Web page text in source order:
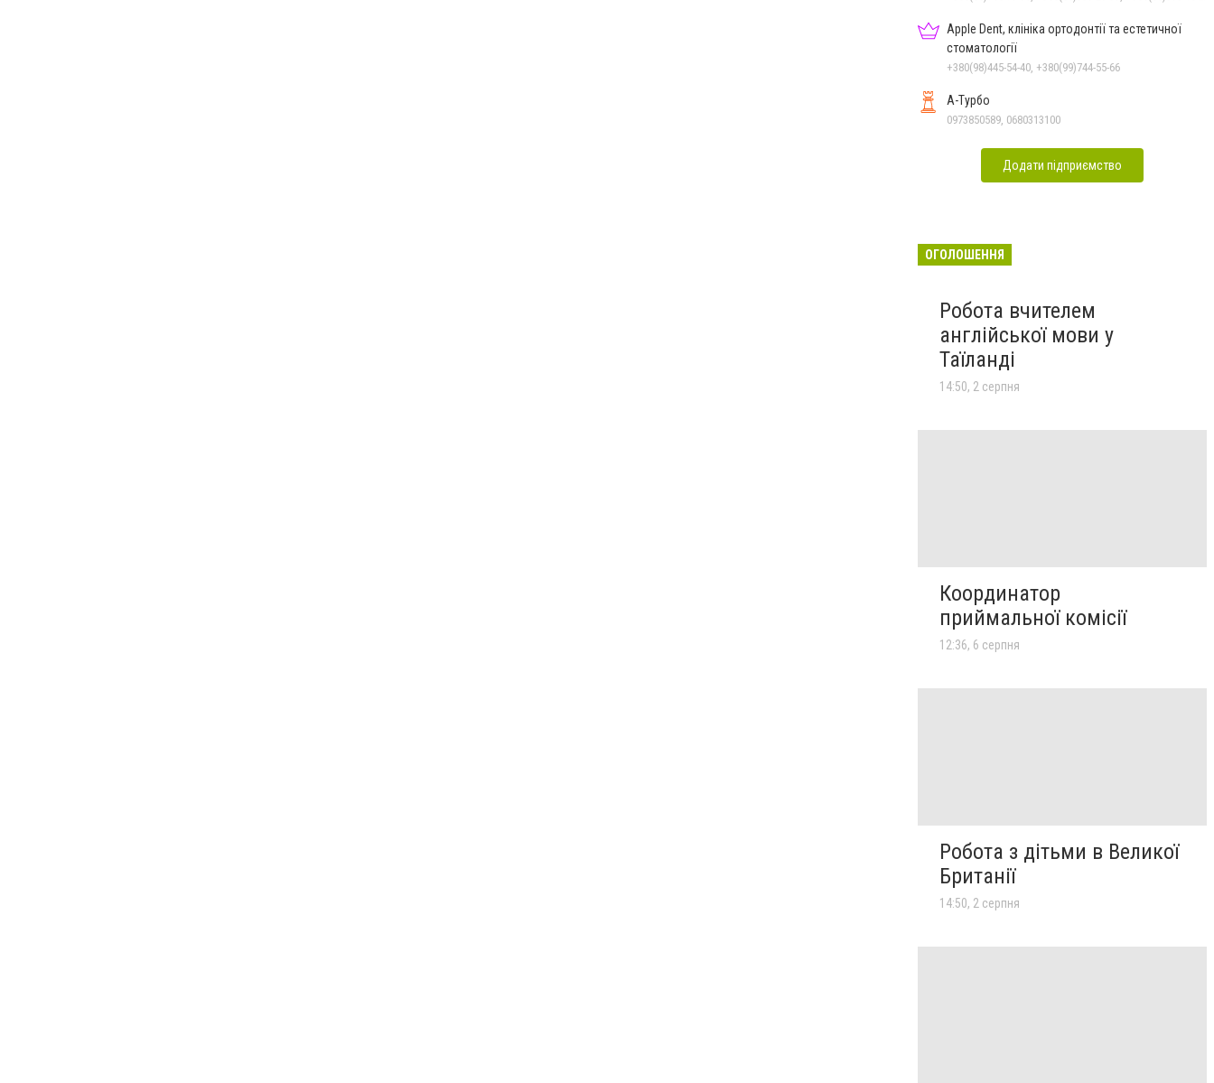
Apple Dent, клініка ортодонтії та естетичної
стоматології
+380(98)445-54-40, +380(99)744-55-66
А-Турбо
0973850589, 0680313100
Додати підприємство
ОГОЛОШЕННЯ
Робота вчителем
англійської мови у
Таїланді
14:50, 2 серпня
Координатор
приймальної комісії
12:36, 6 серпня
Робота з дітьми в Великої
Британії
14:50, 2 серпня